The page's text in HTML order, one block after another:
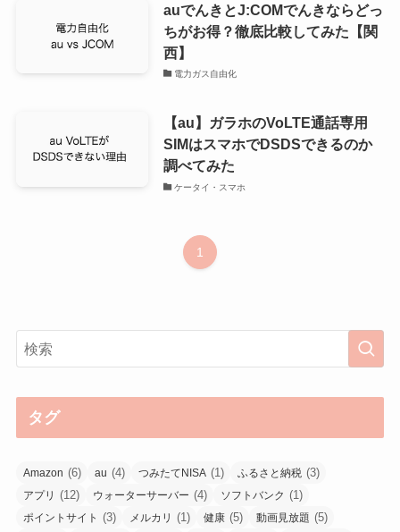
auでんきとJ:COMでんきならどっ
ちがお得？徹底比較してみた【関
西】
電力ガス自由化
【au】ガラホのVoLTE通話専用
SIMはスマホでDSDSできるのか
調べてみた
ケータイ・スマホ
1
タグ
Amazon (6) au (4) つみたてNISA (1) ふるさと納税 (3)
アプリ (12) ウォーターサーバー (4) ソフトバンク (1)
ポイントサイト (3) メルカリ (1) 健康 (5) 動画見放題 (5)